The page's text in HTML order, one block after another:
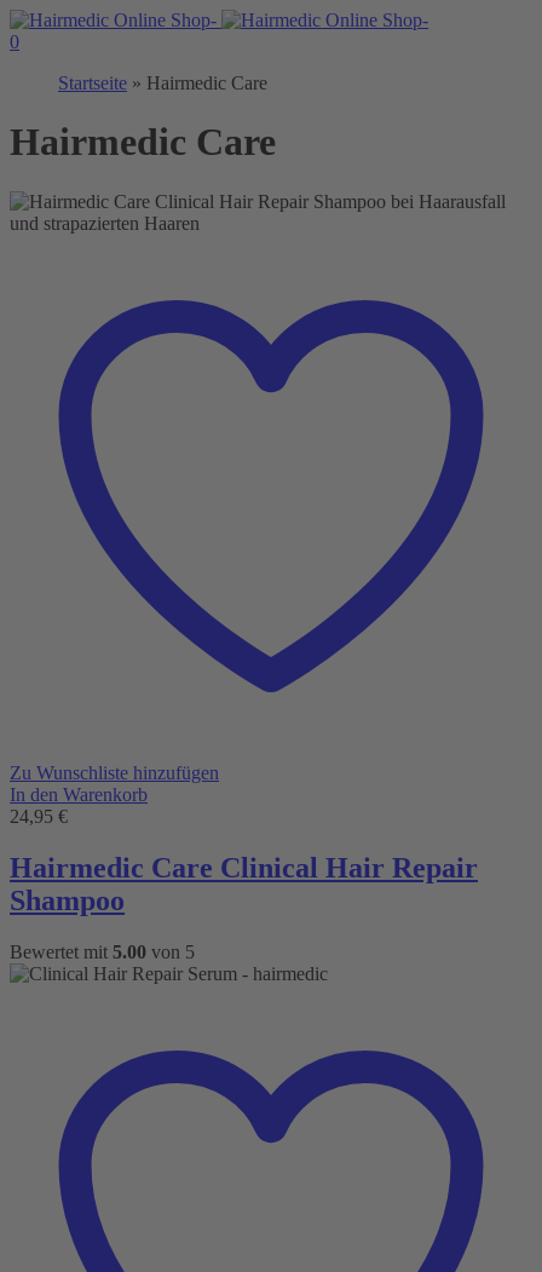
0
Startseite » Hairmedic Care
Hairmedic Care
Zu Wunschliste hinzufügen
In den Warenkorb
24,95 €
Hairmedic Care Clinical Hair Repair
Shampoo
Bewertet mit 5.00 von 5